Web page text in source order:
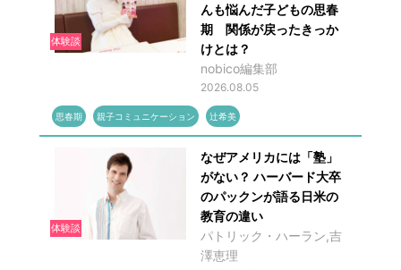
体験談
んも悩んだ子どもの思春
期 関係が戻ったきっか
けとは？
nobico編集部
2026.08.05
思春期 親子コミュニケーション 辻希美
体験談
なぜアメリカには「塾」
がない？ ハーバード大卒
のパックンが語る日米の
教育の違い
パトリック・ハーラン,吉
澤恵理